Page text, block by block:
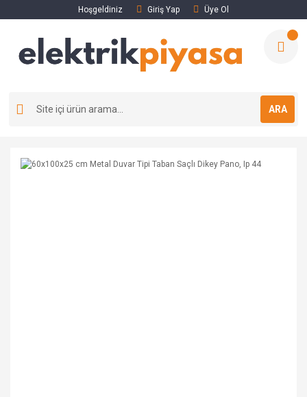
Hoşgeldiniz Giriş Yap Üye Ol
ARA